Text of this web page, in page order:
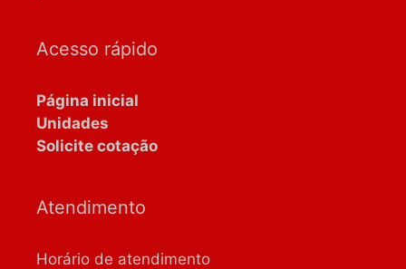
Acesso rápido
Página inicial
Unidades
Solicite cotação
Atendimento
Horário de atendimento